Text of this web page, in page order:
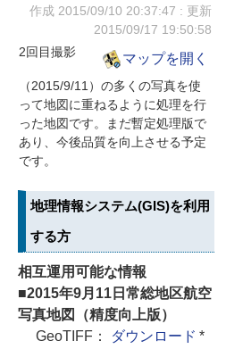
作成 2015/09/10 20:37:47 : 更新
2015/09/17 19:50:58
マップを開く
2回目撮影
（2015/9/11）の多くの写真を使
って地図に重ねるように処理を行
った地図です。まだ暫定処理版で
あり、今後品質を向上させる予定
です。
地理情報システム(GIS)を利用
する方
相互運用可能な情報
■2015年9月11日常総地区航空
写真地図（精度向上版）
GeoTIFF：
ダウンロード *